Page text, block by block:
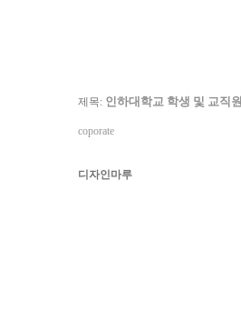
제목: 인하대학교 학생 및 교직
coporate
디자인마루